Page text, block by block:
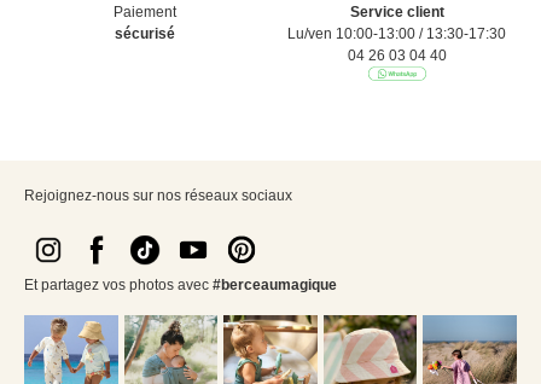
Paiement
sécurisé
Service client
Lu/ven 10:00-13:00 / 13:30-17:30
04 26 03 04 40
Rejoignez-nous sur nos réseaux sociaux
Et partagez vos photos avec #berceaumagique